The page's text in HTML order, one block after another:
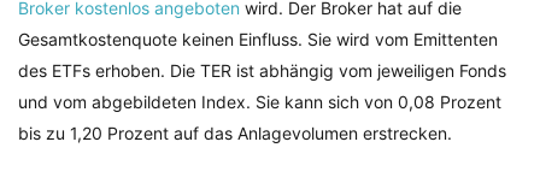
Broker kostenlos angeboten wird. Der Broker hat auf die
Gesamtkostenquote keinen Einfluss. Sie wird vom Emittenten
des ETFs erhoben. Die TER ist abhängig vom jeweiligen Fonds
und vom abgebildeten Index. Sie kann sich von 0,08 Prozent
bis zu 1,20 Prozent auf das Anlagevolumen erstrecken.